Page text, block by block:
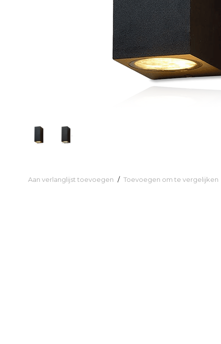
Aan verlanglijst toevoegen / Toevoegen om te vergelijken